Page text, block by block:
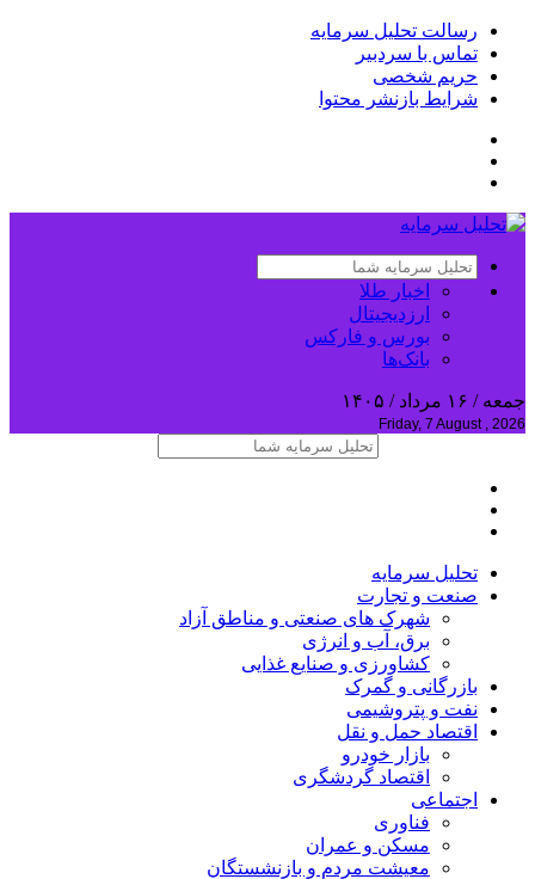
رسالت تحلیل سرمایه
تماس با سردبیر
حریم شخصی
شرایط بازنشر محتوا
اخبار طلا
ارزدیجیتال
بورس و فارکس
بانک‌ها
جمعه / ۱۶ مرداد / ۱۴۰۵
Friday, 7 August , 2026
تحلیل‌ سرمایه
صنعت و تجارت
شهرک های صنعتی و مناطق آزاد
برق، آب و انرژی
کشاورزی و صنایع غذایی
بازرگانی و گمرک
نفت و پتروشیمی
اقتصاد حمل و نقل
بازار خودرو
اقتصاد گردشگری
اجتماعی
فناوری
مسکن و عمران
معیشت مردم و بازنشستگان